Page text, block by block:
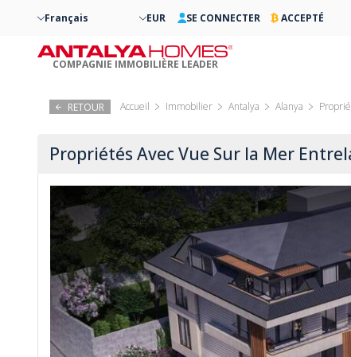
RETOUR Accueil Immobilier Antalya Alanya
Propriétés Avec Vue Sur la Mer
Français EUR SE CONNECTER ACCEPTÉ
COMPAGNIE IMMOBILIÈRE LEADER